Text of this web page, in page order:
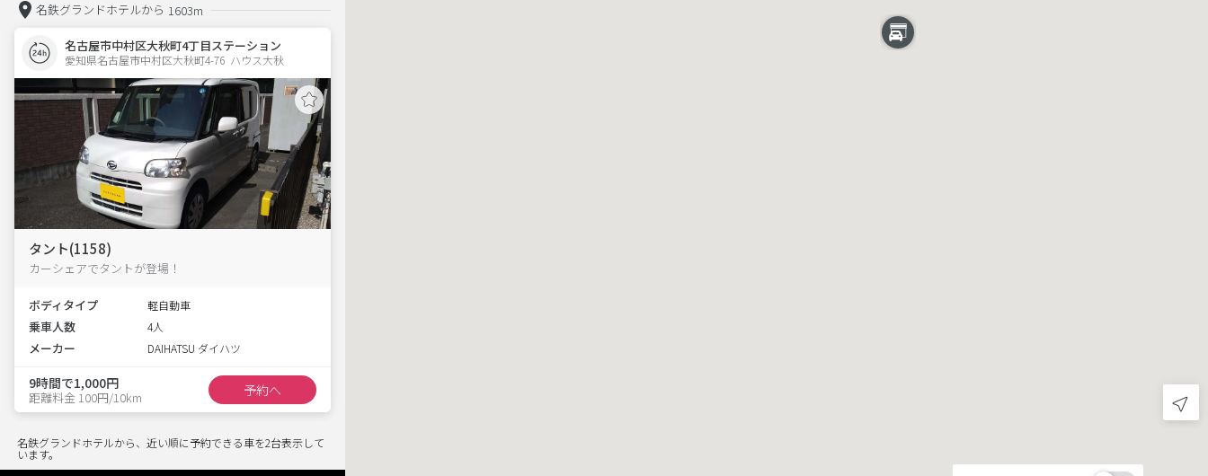
名鉄グランドホテルから 1603m
名古屋市中村区大秋町4丁目ステーション
愛知県名古屋市中村区大秋町4-76  ハウス大秋
タント(1158)
カーシェアでタントが登場！
ボディタイプ 軽自動車
乗車人数 4人
メーカー DAIHATSU ダイハツ
9時間で1,000円
距離料金 100円/10km 予約へ
名鉄グランドホテルから、近い順に予約できる車を2台表示して
います。